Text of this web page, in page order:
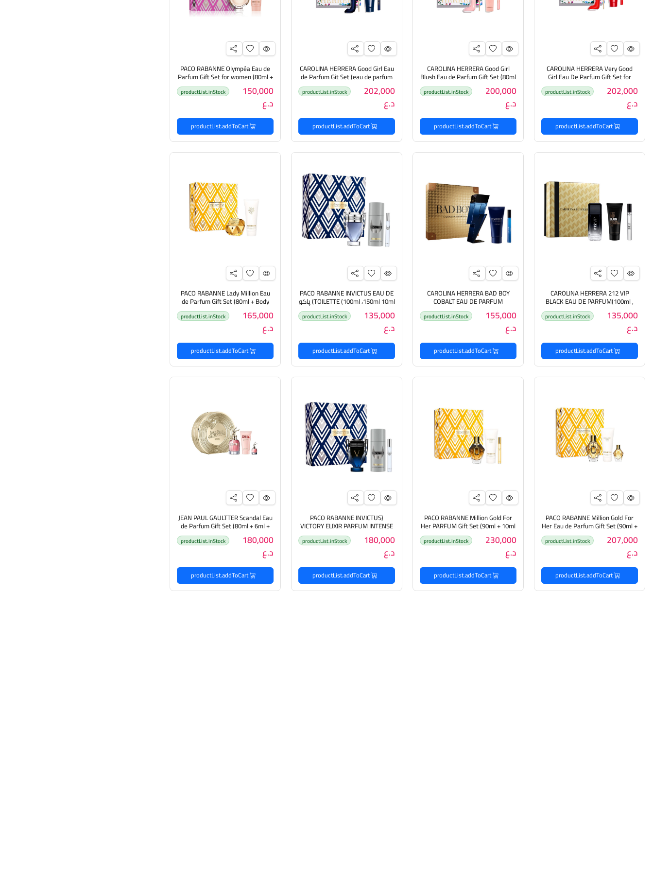
CAROLINA HERRERA Very Good
Girl Eau De Parfum Gift Set for
Women (80 ml + 10ml + Body
Lotion 100ml) كارولين هيريرا 202,000
د.ع
productList.inStock
productList.addToCart
CAROLINA HERRERA Good Girl
Blush Eau de Parfum Gift Set (80ml
+ 10ml + Body Lotion 100ml)
مارولين هيريرا مجموعة هدايا
200,000
د.ع
productList.inStock
productList.addToCart
CAROLINA HERRERA Good Girl Eau
de Parfum Git Set (eau de parfum
80ml + 10ml + Body lotion 100ml)
كارولين هيريرا مجموعة هدايا
202,000
د.ع
productList.inStock
productList.addToCart
PACO RABANNE Olympéa Eau de
Parfum Gift Set for women (80ml +
Body Lotion 100ml) باكو روبان
مجموعة هدايا للنساء150,000
د.ع
productList.inStock
productList.addToCart
CAROLINA HERRERA 212 VIP
BLACK EAU DE PARFUM(100ml ,
100ml , 10ml ,) كارولينا هيريرا بگج
هدايا فاخر للرجال135,000
د.ع
productList.inStock
productList.addToCart
CAROLINA HERRERA BAD BOY
COBALT EAU DE PARFUM
ÉLECTRIQUE (100ml ،100ml،10ml)
كارولينا هيريرا باد بوي بگج هدايا
155,000
د.ع
productList.inStock
productList.addToCart
PACO RABANNE INVICTUS EAU DE
TOILETTE (100ml ،150ml 10ml) پاكو
روبان بگج هدايا فاخر للرجال
135,000
د.ع
productList.inStock
productList.addToCart
PACO RABANNE Lady Million Eau
de Parfum Gift Set (80ml + Body
Lotion 100ml) باكو روبان مجموعة
هدايا للنساء 165,000
د.ع
productList.inStock
productList.addToCart
PACO RABANNE Million Gold For
Her Eau de Parfum Gift Set (90ml +
5ml + Body Lotion 100ml) باكو
روبان مجموعة هدايا للنساء
207,000
د.ع
productList.inStock
productList.addToCart
PACO RABANNE Million Gold For
Her PARFUM Gift Set (90ml + 10ml
+ Body Lotion100ml) باكو روبان
مجموعة هدايا للنساء230,000
د.ع
productList.inStock
productList.addToCart
(PACO RABANNE INVICTUS
VICTORY ELIXIR PARFUM INTENSE
(100ml ، 150ml ،10ml پاكو روبان
بگج هدايا للرجال180,000
د.ع
productList.inStock
productList.addToCart
JEAN PAUL GAULTTER Scandal Eau
de Parfum Gift Set (80ml + 6ml +
Body Lotion 75ml) جين باول
مجموعة هدايا للنساء180,000
د.ع
productList.inStock
productList.addToCart